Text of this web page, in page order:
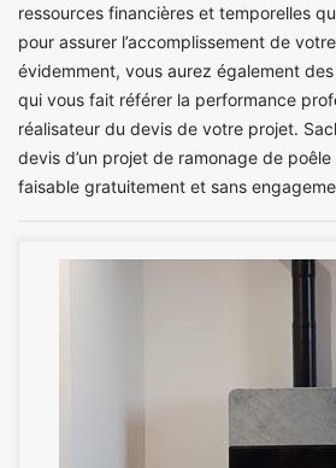
ressources financières et temporelles
pour assurer l’accomplissement de
évidemment, vous aurez également
qui vous fait référer la performance
réalisateur du devis de votre projet.
devis d’un projet de ramonage de
faisable gratuitement et sans